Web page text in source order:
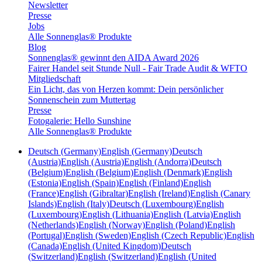
Newsletter
Presse
Jobs
Alle Sonnenglas® Produkte
Blog
Sonnenglas® gewinnt den AIDA Award 2026
Fairer Handel seit Stunde Null - Fair Trade Audit & WFTO
Mitgliedschaft
Ein Licht, das von Herzen kommt: Dein persönlicher
Sonnenschein zum Muttertag
Presse
Fotogalerie: Hello Sunshine
Alle Sonnenglas® Produkte
Deutsch (Germany)English (Germany)Deutsch
(Austria)English (Austria)English (Andorra)Deutsch
(Belgium)English (Belgium)English (Denmark)English
(Estonia)English (Spain)English (Finland)English
(France)English (Gibraltar)English (Ireland)English (Canary
Islands)English (Italy)Deutsch (Luxembourg)English
(Luxembourg)English (Lithuania)English (Latvia)English
(Netherlands)English (Norway)English (Poland)English
(Portugal)English (Sweden)English (Czech Republic)English
(Canada)English (United Kingdom)Deutsch
(Switzerland)English (Switzerland)English (United